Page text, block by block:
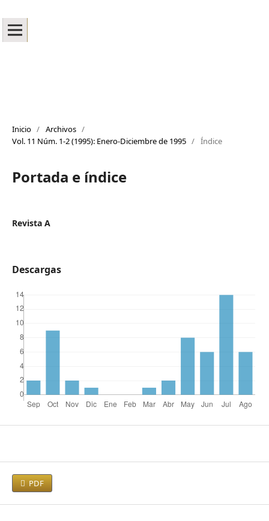
Inicio / Archivos /
Vol. 11 Núm. 1-2 (1995): Enero-Diciembre de 1995 / Índice
Portada e índice
Revista A
Descargas
PDF